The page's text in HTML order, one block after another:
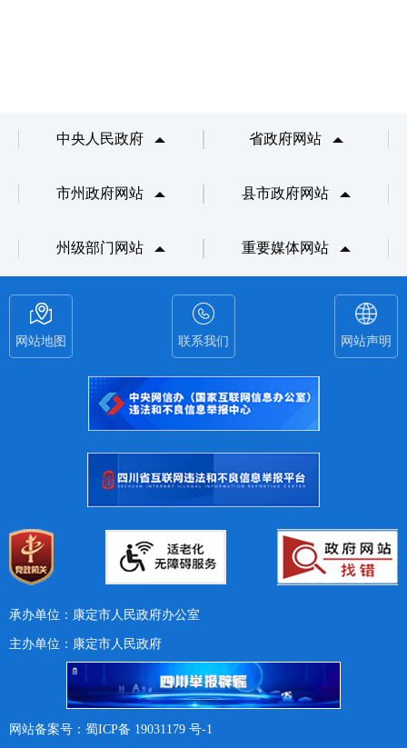
中央人民政府 省政府网站
市州政府网站 县市政府网站
州级部门网站 重要媒体网站
网站地图 联系我们 网站声明
承办单位：康定市人民政府办公室
主办单位：康定市人民政府
网站备案号：蜀ICP备 19031179 号-1